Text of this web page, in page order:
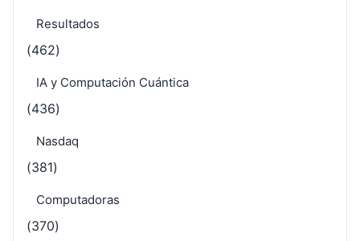
Resultados
(462)
IA y Computación Cuántica
(436)
Nasdaq
(381)
Computadoras
(370)